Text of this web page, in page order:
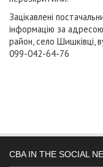
Зацікавлені
інформацію за
район, село Шишківці,
099-042-64-76
CBA IN THE SOCIAL